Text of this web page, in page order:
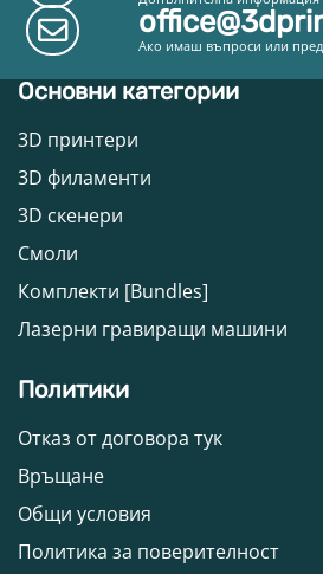
Ако имаш въпроси или
Основни категории
3D принтери
3D филаменти
3D скенери
Смоли
Комплекти [Bundles]
Лазерни гравиращи машини
Политики
Отказ от договора тук
Връщане
Общи условия
Политика за поверителност